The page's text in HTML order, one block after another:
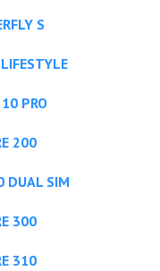
S
PRO
200
DUAL SIM
300
310